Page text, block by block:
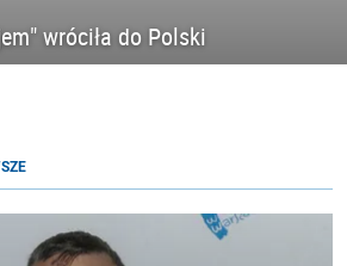
wróciła do Polski